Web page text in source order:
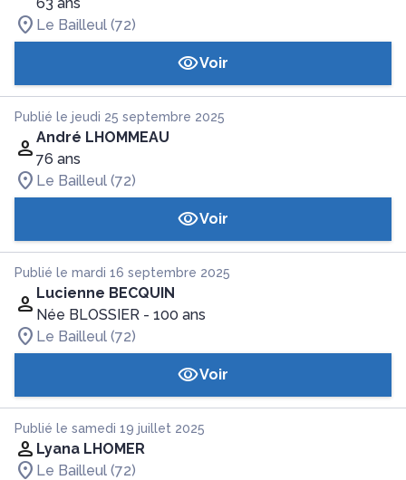
Le Bailleul (72)
Voir
Publié le jeudi 25 septembre 2025
André LHOMMEAU
76 ans
Le Bailleul (72)
Voir
Publié le mardi 16 septembre 2025
Lucienne BECQUIN
Née BLOSSIER - 100 ans
Le Bailleul (72)
Voir
Publié le samedi 19 juillet 2025
Lyana LHOMER
Le Bailleul (72)